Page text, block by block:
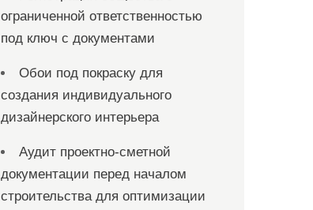
ограниченной ответственностью
под ключ с документами
Обои под покраску для
создания индивидуального
дизайнерского интерьера
Аудит проектно-сметной
документации перед началом
строительства для оптимизации